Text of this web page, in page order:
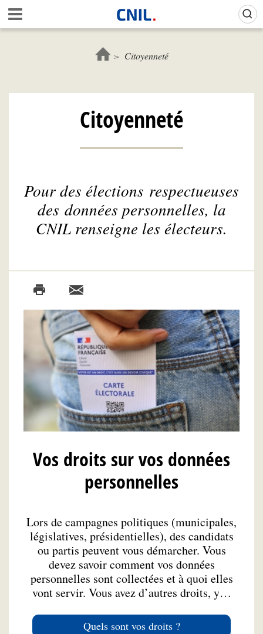
Aller
au
contenu
c
l
C
N
Citoyenneté
Citoyenneté
Pour des élections respectueuses
des données personnelles, la
CNIL renseigne les électeurs.
Vos droits sur vos données
personnelles
Lors de campagnes politiques (municipales,
législatives, présidentielles), des candidats
ou partis peuvent vous démarcher. Vous
devez savoir comment vos données
personnelles sont collectées et à quoi elles
vont servir. Vous avez d’autres droits, y…
Quels sont vos droits ?
Gestion de vos préférences sur les cookies (témoins de connexion)